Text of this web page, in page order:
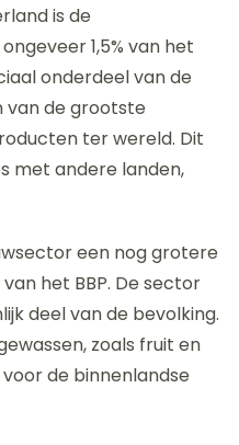
is de
1,5% van het
onderdeel van de
van de grootste
ter wereld. Dit
met andere landen,
een nog grotere
het BBP. De sector
deel van de bevolking.
zoals fruit en
de binnenlandse